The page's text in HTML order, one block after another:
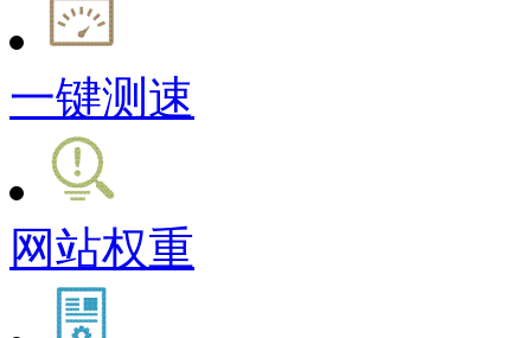
一键测速
网站权重